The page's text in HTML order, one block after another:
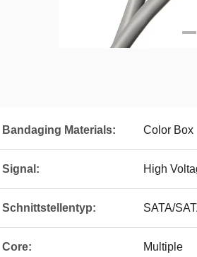
Bandaging Materials: Color Box
Signal: High
Schnittstellentyp: SATA/
Core: Multiple